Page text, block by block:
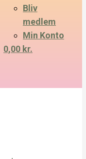
Bliv
medlem
Min Konto
0,00 kr.